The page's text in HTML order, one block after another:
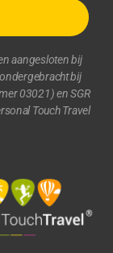
aangesloten bij
bij
03021) en SGR
Touch Travel